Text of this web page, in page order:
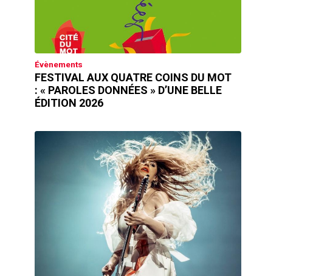
Évènements
FESTIVAL AUX QUATRE COINS DU MOT
: « PAROLES DONNÉES » D’UNE BELLE
ÉDITION 2026